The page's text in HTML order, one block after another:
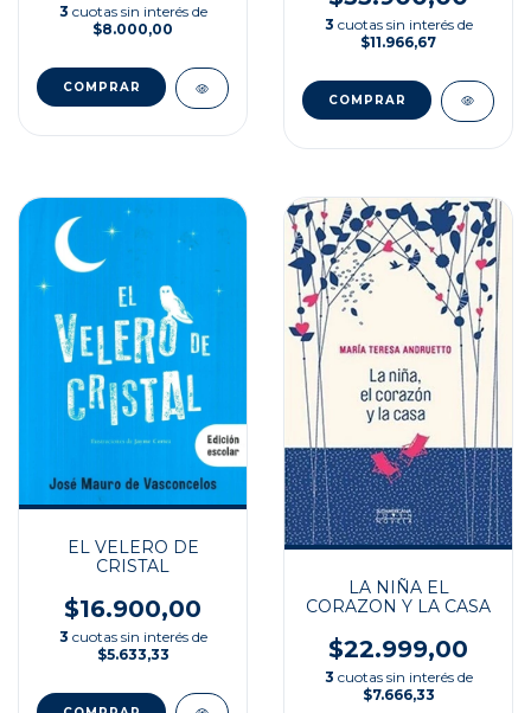
3 cuotas sin interés de
$8.000,00
3 cuotas sin interés de
$11.966,67
EL VELERO DE
CRISTAL
$16.900,00
3 cuotas sin interés de
$5.633,33
LA NIÑA EL
CORAZON Y LA CASA
$22.999,00
3 cuotas sin interés de
$7.666,33